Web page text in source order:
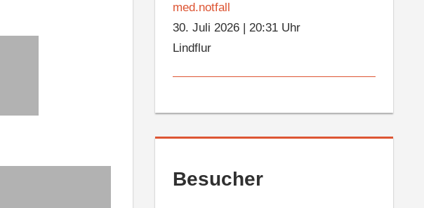
med.notfall
30. Juli 2026 |20:31 Uhr
Lindflur
Besucher